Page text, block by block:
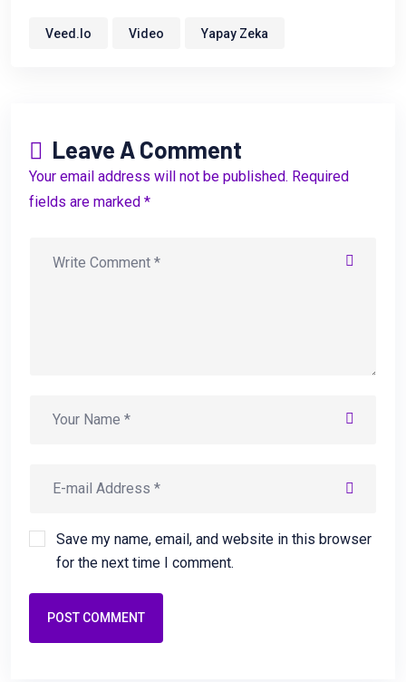
Veed.io Video Yapay Zeka
Leave A Comment
Your email address will not be published. Required
fields are marked *
Save my name, email, and website in this browser
for the next time I comment.
POST COMMENT